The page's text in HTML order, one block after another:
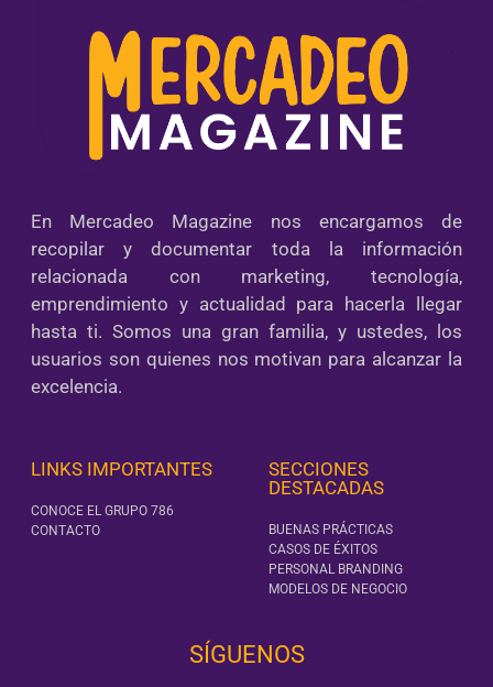
En Mercadeo Magazine nos encargamos de
recopilar y documentar toda la información
relacionada con marketing, tecnología,
emprendimiento y actualidad para hacerla llegar
hasta ti. Somos una gran familia, y ustedes, los
usuarios son quienes nos motivan para alcanzar la
excelencia.
LINKS IMPORTANTES
CONOCE EL GRUPO 786
CONTACTO
SECCIONES
DESTACADAS
BUENAS PRÁCTICAS
CASOS DE ÉXITOS
PERSONAL BRANDING
MODELOS DE NEGOCIO
SÍGUENOS‎